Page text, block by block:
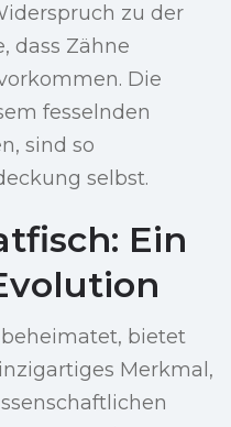
zu der
dass Zähne
Die
fesselnden
sind so
selbst.
Ein
bietet
Merkmal,